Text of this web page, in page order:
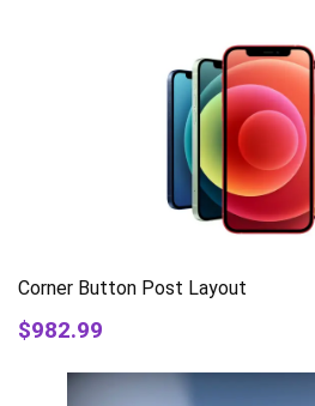
Corner Button Post Layout
$982.99